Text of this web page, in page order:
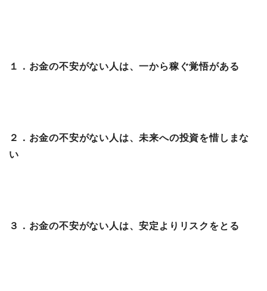
１．お金の不安がない人は、一から稼ぐ覚悟がある
２．お金の不安がない人は、未来への投資を惜しまな
い
３．お金の不安がない人は、安定よりリスクをとる